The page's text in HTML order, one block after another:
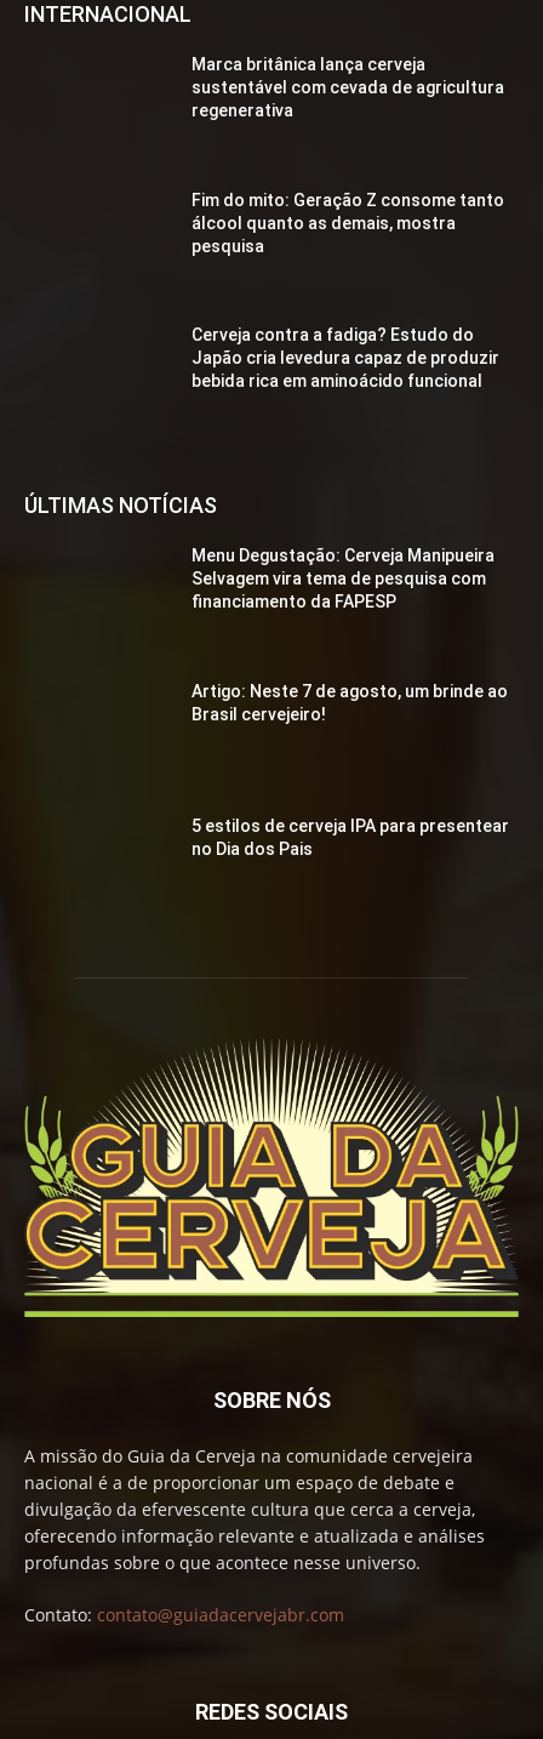
INTERNACIONAL
Marca britânica lança cerveja
sustentável com cevada de agricultura
regenerativa
Fim do mito: Geração Z consome tanto
álcool quanto as demais, mostra
pesquisa
Cerveja contra a fadiga? Estudo do
Japão cria levedura capaz de produzir
bebida rica em aminoácido funcional
ÚLTIMAS NOTÍCIAS
Menu Degustação: Cerveja Manipueira
Selvagem vira tema de pesquisa com
financiamento da FAPESP
Artigo: Neste 7 de agosto, um brinde ao
Brasil cervejeiro!
5 estilos de cerveja IPA para presentear
no Dia dos Pais
SOBRE NÓS
A missão do Guia da Cerveja na comunidade cervejeira
nacional é a de proporcionar um espaço de debate e
divulgação da efervescente cultura que cerca a cerveja,
oferecendo informação relevante e atualizada e análises
profundas sobre o que acontece nesse universo.
Contato: contato@guiadacervejabr.com
REDES SOCIAIS